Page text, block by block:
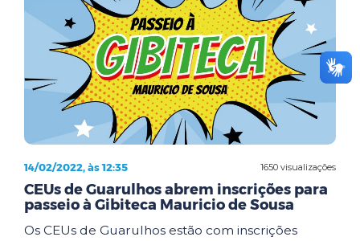
1650 visualizações
14/02/2022, às 12:35
CEUs de Guarulhos abrem inscrições para
passeio à Gibiteca Mauricio de Sousa
Os CEUs de Guarulhos estão com inscrições